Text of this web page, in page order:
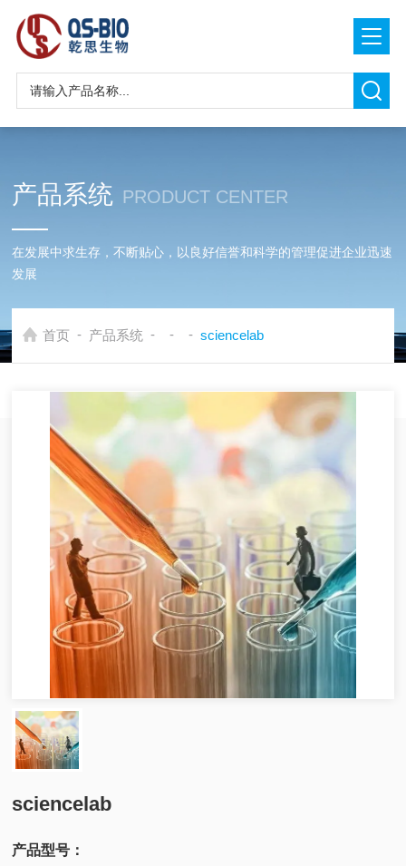
产品系统 PRODUCT CENTER
在发展中求生存，不断贴心，以良好信誉和科学的管理促进企业迅速
发展
首页 - 产品系统 - - - sciencelab
sciencelab
产品型号：